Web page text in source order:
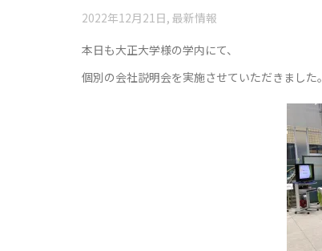
2022年12月21日, 最新情報
本日も大正大学様の学内にて、
個別の会社説明会を実施させていただきました。